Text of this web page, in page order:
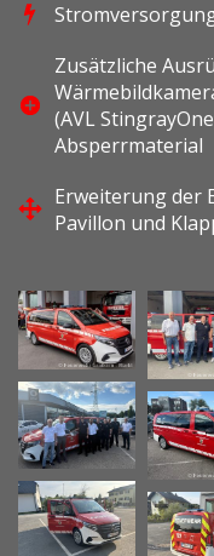
Zusätzliche
(AVL
Absperrmaterial
Erweiterung der
Pavillon und